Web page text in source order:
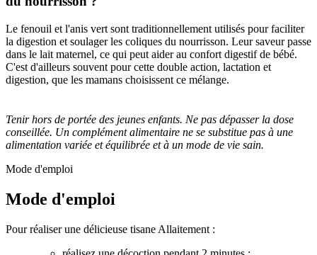
Le fenouil et l'anis vert sont traditionnellement utilisés pour faciliter
la digestion et soulager les coliques du nourrisson. Leur saveur passe
dans le lait maternel, ce qui peut aider au confort digestif de bébé.
C'est d'ailleurs souvent pour cette double action, lactation et
digestion, que les mamans choisissent ce mélange.
Tenir hors de portée des jeunes enfants. Ne pas dépasser la dose
conseillée. Un complément alimentaire ne se substitue pas à une
alimentation variée et équilibrée et à un mode de vie sain.
Mode d'emploi
Mode d'emploi
Pour réaliser une délicieuse tisane Allaitement :